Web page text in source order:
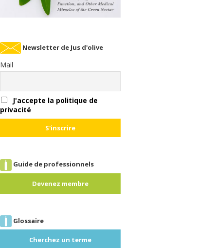
Newsletter de Jus d'olive
Mail
J'accepte la politique de
privacité
Guide de professionnels
Devenez membre
Glossaire
Cherchez un terme